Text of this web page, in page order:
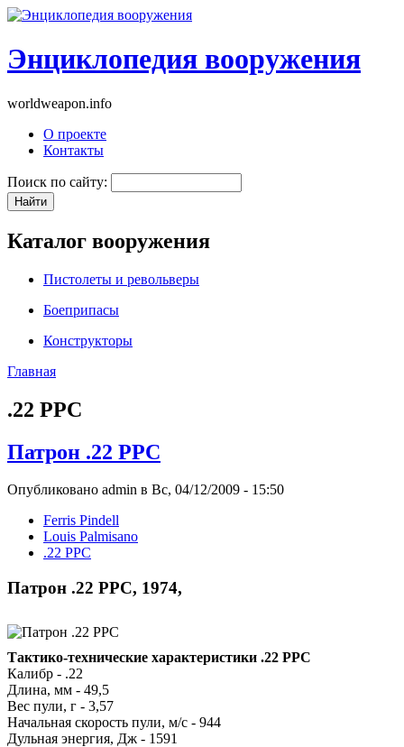
Энциклопедия вооружения
worldweapon.info
О проекте
Контакты
Поиск по сайту:
Каталог вооружения
Пистолеты и револьверы
Боеприпасы
Конструкторы
Главная
.22 PPC
Патрон .22 PPC
Опубликовано admin в Вс, 04/12/2009 - 15:50
Ferris Pindell
Louis Palmisano
.22 PPC
Патрон .22 PPC, 1974,
Тактико-технические характеристики .22 PPC
Калибр - .22
Длина, мм - 49,5
Вес пули, г - 3,57
Начальная скорость пули, м/с - 944
Дульная энергия, Дж - 1591